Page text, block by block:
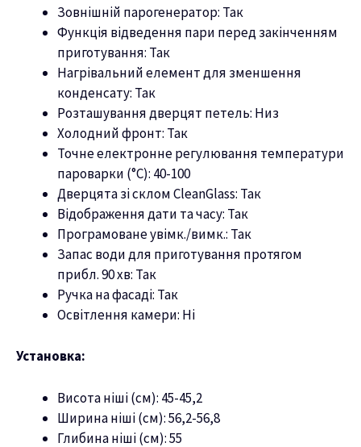
Зовнішній парогенератор: Так
Функція відведення пари перед закінченням
приготування: Так
Нагрівальний елемент для зменшення
конденсату: Так
Розташування дверцят петель: Низ
Холодний фронт: Так
Точне електронне регулювання температури
пароварки (°С): 40-100
Дверцята зі склом CleanGlass: Так
Відображення дати та часу: Так
Програмоване увімк./вимк.: Так
Запас води для приготування протягом
прибл. 90 хв: Так
Ручка на фасаді: Так
Освітлення камери: Ні
Установка:
Висота ніші (см): 45-45,2
Ширина ніші (см): 56,2-56,8
Глибина ніші (см): 55